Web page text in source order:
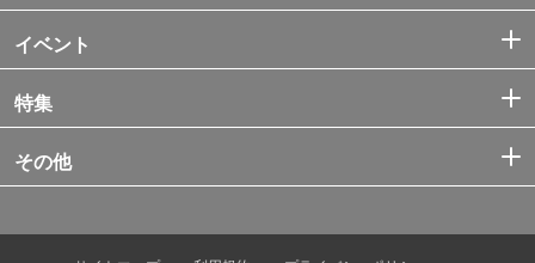
イベント
特集
その他